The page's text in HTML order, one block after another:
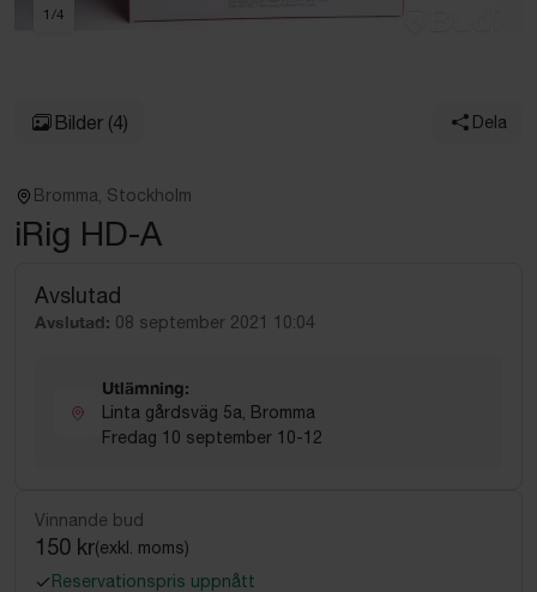
1 /4
Bilder (4) Dela
Bromma, Stockholm
iRig HD-A
Avslutad
Avslutad: 08 september 2021 10:04
Utlämning:
Linta gårdsväg 5a, Bromma
Fredag 10 september 10-12
Vinnande bud
150 kr(exkl. moms)
Reservationspris uppnått